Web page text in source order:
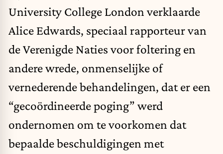
University College London verklaarde
Alice Edwards, speciaal rapporteur van
de Verenigde Naties voor foltering en
andere wrede, onmenselijke of
vernederende behandelingen, dat er een
“gecoördineerde poging” werd
ondernomen om te voorkomen dat
bepaalde beschuldigingen met